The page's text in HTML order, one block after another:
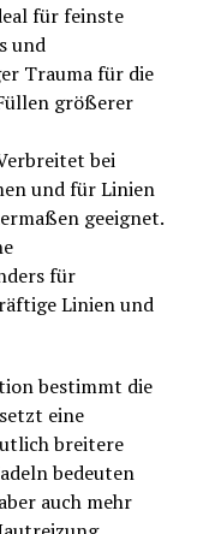
für feinste
und
Trauma für die
größerer
bei
und für Linien
geeignet.
für
Linien und
bestimmt die
eine
breitere
bedeuten
auch mehr